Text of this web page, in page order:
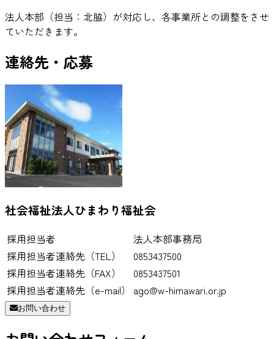
法人本部（担当：北脇）が対応し、各事業所との調整をさせ
ていただきます。
連絡先・応募
社会福祉法人ひまわり福祉会
採用担当者
法人本部事務局
採用担当者連絡先（TEL）
0853437500
採用担当者連絡先（FAX）
0853437501
採用担当者連絡先（e-mail）
ago@w-himawari.or.jp
お問い合わせ